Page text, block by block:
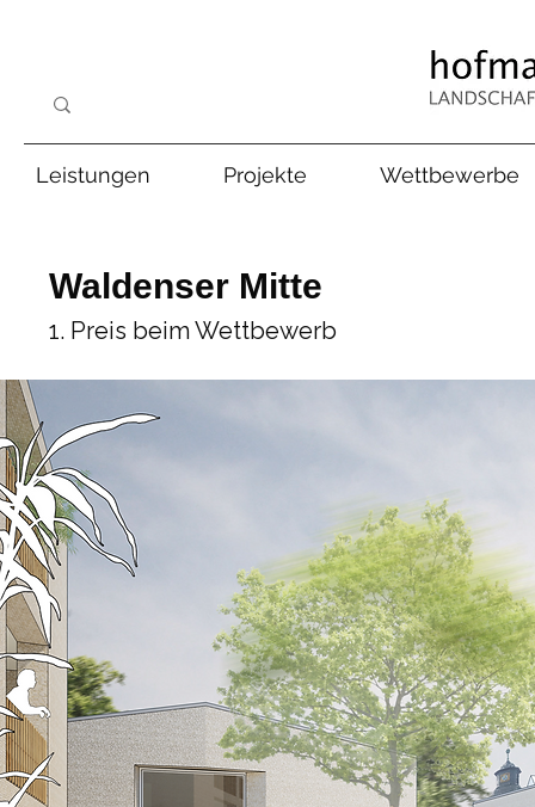
Leistungen Projekte Wettbewerbe
Waldenser Mitte
1. Preis beim Wettbewerb